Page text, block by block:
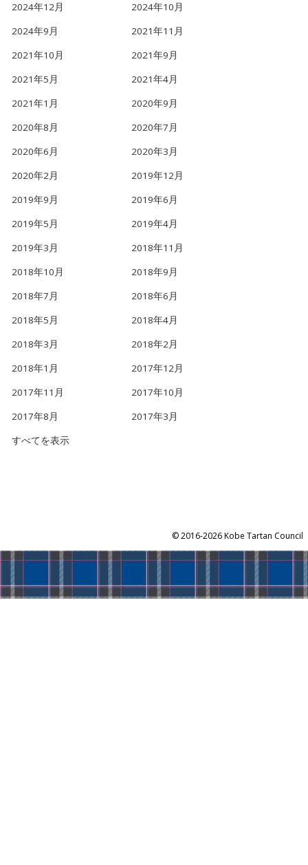
2024年12月
2024年10月
2024年9月
2021年11月
2021年10月
2021年9月
2021年5月
2021年4月
2021年1月
2020年9月
2020年8月
2020年7月
2020年6月
2020年3月
2020年2月
2019年12月
2019年9月
2019年6月
2019年5月
2019年4月
2019年3月
2018年11月
2018年10月
2018年9月
2018年7月
2018年6月
2018年5月
2018年4月
2018年3月
2018年2月
2018年1月
2017年12月
2017年11月
2017年10月
2017年8月
2017年3月
すべてを表示
©2016-2026 Kobe Tartan Council